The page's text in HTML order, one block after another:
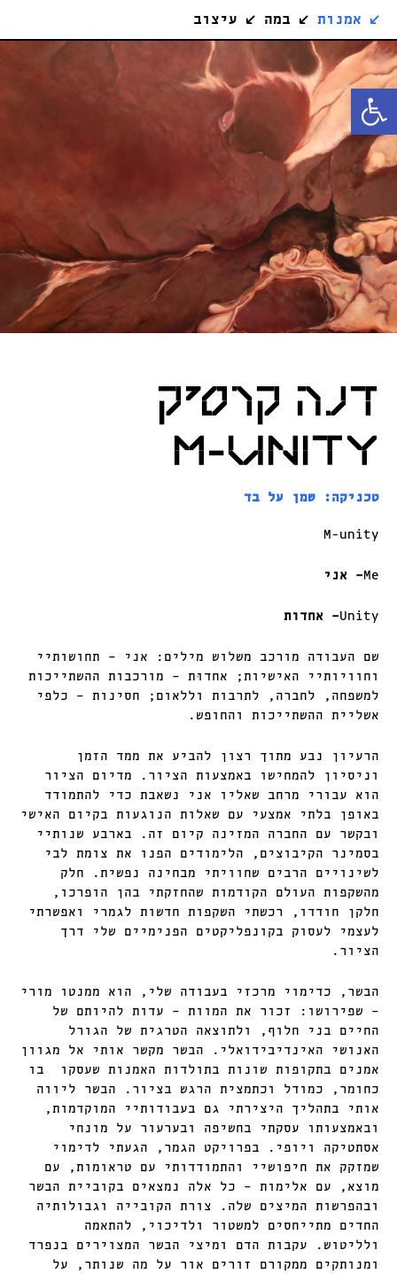
פתח סרגל נגישות
↙ אמנות ↙ במה ↙ עיצוב
דנה קרסיק
M-UNITY
טכניקה: שמן על בד
M-unity
Me – אני
Unity– אחדות
שם העבודה מורכב משלוש מילים: אני – תחושותיי
וחוויותיי האישיות; אחדוּת – מורכבות ההשתייכות
למשפחה, לחברה, לתרבות וללאום; חסינות – כלפי
אשליית ההשתייכות והחופש.
הרעיון נבע מתוך רצון להביע את ממד הזמן
וניסיון להמחישו באמצעות הציור. מדיום הציור
הוא עבורי מרחב שאליו אני נשאבת כדי להתמודד
באופן בלתי אמצעי עם שאלות הנוגעות בקיום האישי
ובקשר עם החברה המזינה קיום זה. בארבע שנותיי
בסמינר הקיבוצים, הלימודים הפנו את צומת לבי
לשינויים הרבים שחוויתי מבחינה נפשית. חלק
מהשקפות העולם הקודמות שהחזקתי בהן הופרכו,
חלקן חודדו, רכשתי השקפות חדשות לגמרי ואפשרתי
לעצמי לעסוק בקונפליקטים הפנימיים שלי דרך
הציור.
הבשר, כדימוי מרכזי בעבודה שלי, הוא ממנטו מורי
– שפירושו: זכור את המוות – עדות להיותם של
החיים בני חלוף, ולתוצאה הטרגית של הגורל
האנושי האינדיבידואלי. הבשר מקשר אותי אל מגוון
אמנים בתקופות שונות בתולדות האמנות שעסקו בו
כחומר, כמודל וכתמצית הרגש בציור. הבשר ליווה
אותי בתהליך היצירתי גם בעבודותיי המוקדמות,
ובאמצעותו עסקתי בחשיפה ובערעור על מונחי
אסתטיקה ויופי. בפרויקט הגמר, הגעתי לדימוי
שמזקק את חיפושיי והתמודדותי עם טראומות, עם
מוצא, עם אלימות – כל אלה נמצאים בקוביית הבשר
ובהפרשות המיצים שלה. צורת הקובייה וגבולותיה
החדים מתייחסים למשטור ולדיכוי, להתאמה
ולליטוש. עקבות הדם ומיצי הבשר המצוירים בנפרד
ומנותקים ממקורם זורים אור על מה שנותר, על